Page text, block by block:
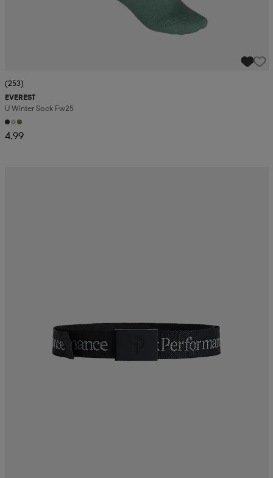
(253)
EVEREST
U Winter Sock Fw25
4,99